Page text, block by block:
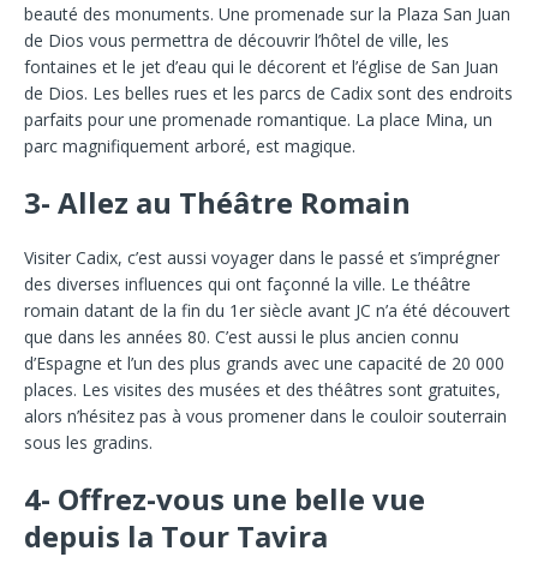
beauté des monuments. Une promenade sur la Plaza San Juan
de Dios vous permettra de découvrir l’hôtel de ville, les
fontaines et le jet d’eau qui le décorent et l’église de San Juan
de Dios. Les belles rues et les parcs de Cadix sont des endroits
parfaits pour une promenade romantique. La place Mina, un
parc magnifiquement arboré, est magique.
3- Allez au Théâtre Romain
Visiter Cadix, c’est aussi voyager dans le passé et s’imprégner
des diverses influences qui ont façonné la ville. Le théâtre
romain datant de la fin du 1er siècle avant JC n’a été découvert
que dans les années 80. C’est aussi le plus ancien connu
d’Espagne et l’un des plus grands avec une capacité de 20 000
places. Les visites des musées et des théâtres sont gratuites,
alors n’hésitez pas à vous promener dans le couloir souterrain
sous les gradins.
4- Offrez-vous une belle vue
depuis la Tour Tavira